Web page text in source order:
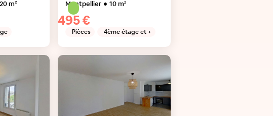
20m² Montpellier 10m²
495 €
Pièces 4ème étage et +